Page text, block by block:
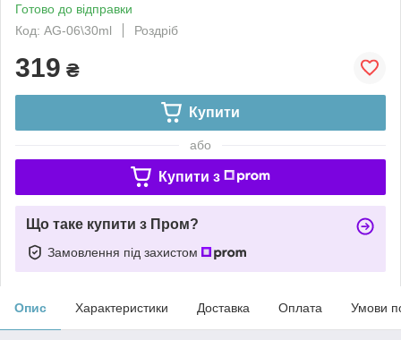
Готово до відправки
Код: AG-06\30ml
Роздріб
319 ₴
Купити
або
Купити з
Що таке купити з Пром?
Замовлення під захистом
Опис Характеристики Доставка Оплата Умови